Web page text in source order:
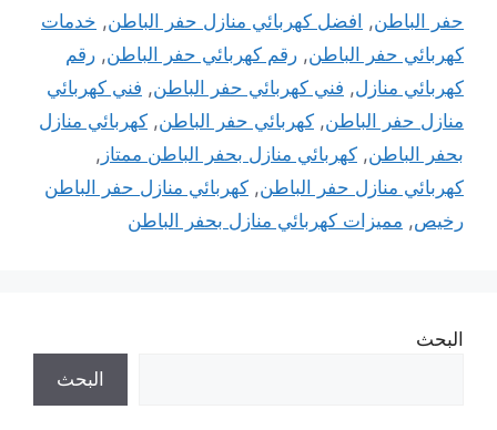
حفر الباطن, افضل كهربائي منازل حفر الباطن, خدمات
كهربائي حفر الباطن, رقم كهربائي حفر الباطن, رقم
كهربائي منازل, فني كهربائي حفر الباطن, فني كهربائي
منازل حفر الباطن, كهربائي حفر الباطن, كهربائي منازل
بحفر الباطن, كهربائي منازل بحفر الباطن ممتاز ,
كهربائي منازل حفر الباطن, كهربائي منازل حفر الباطن
رخيص, مميزات كهربائي منازل بحفر الباطن
البحث
البحث